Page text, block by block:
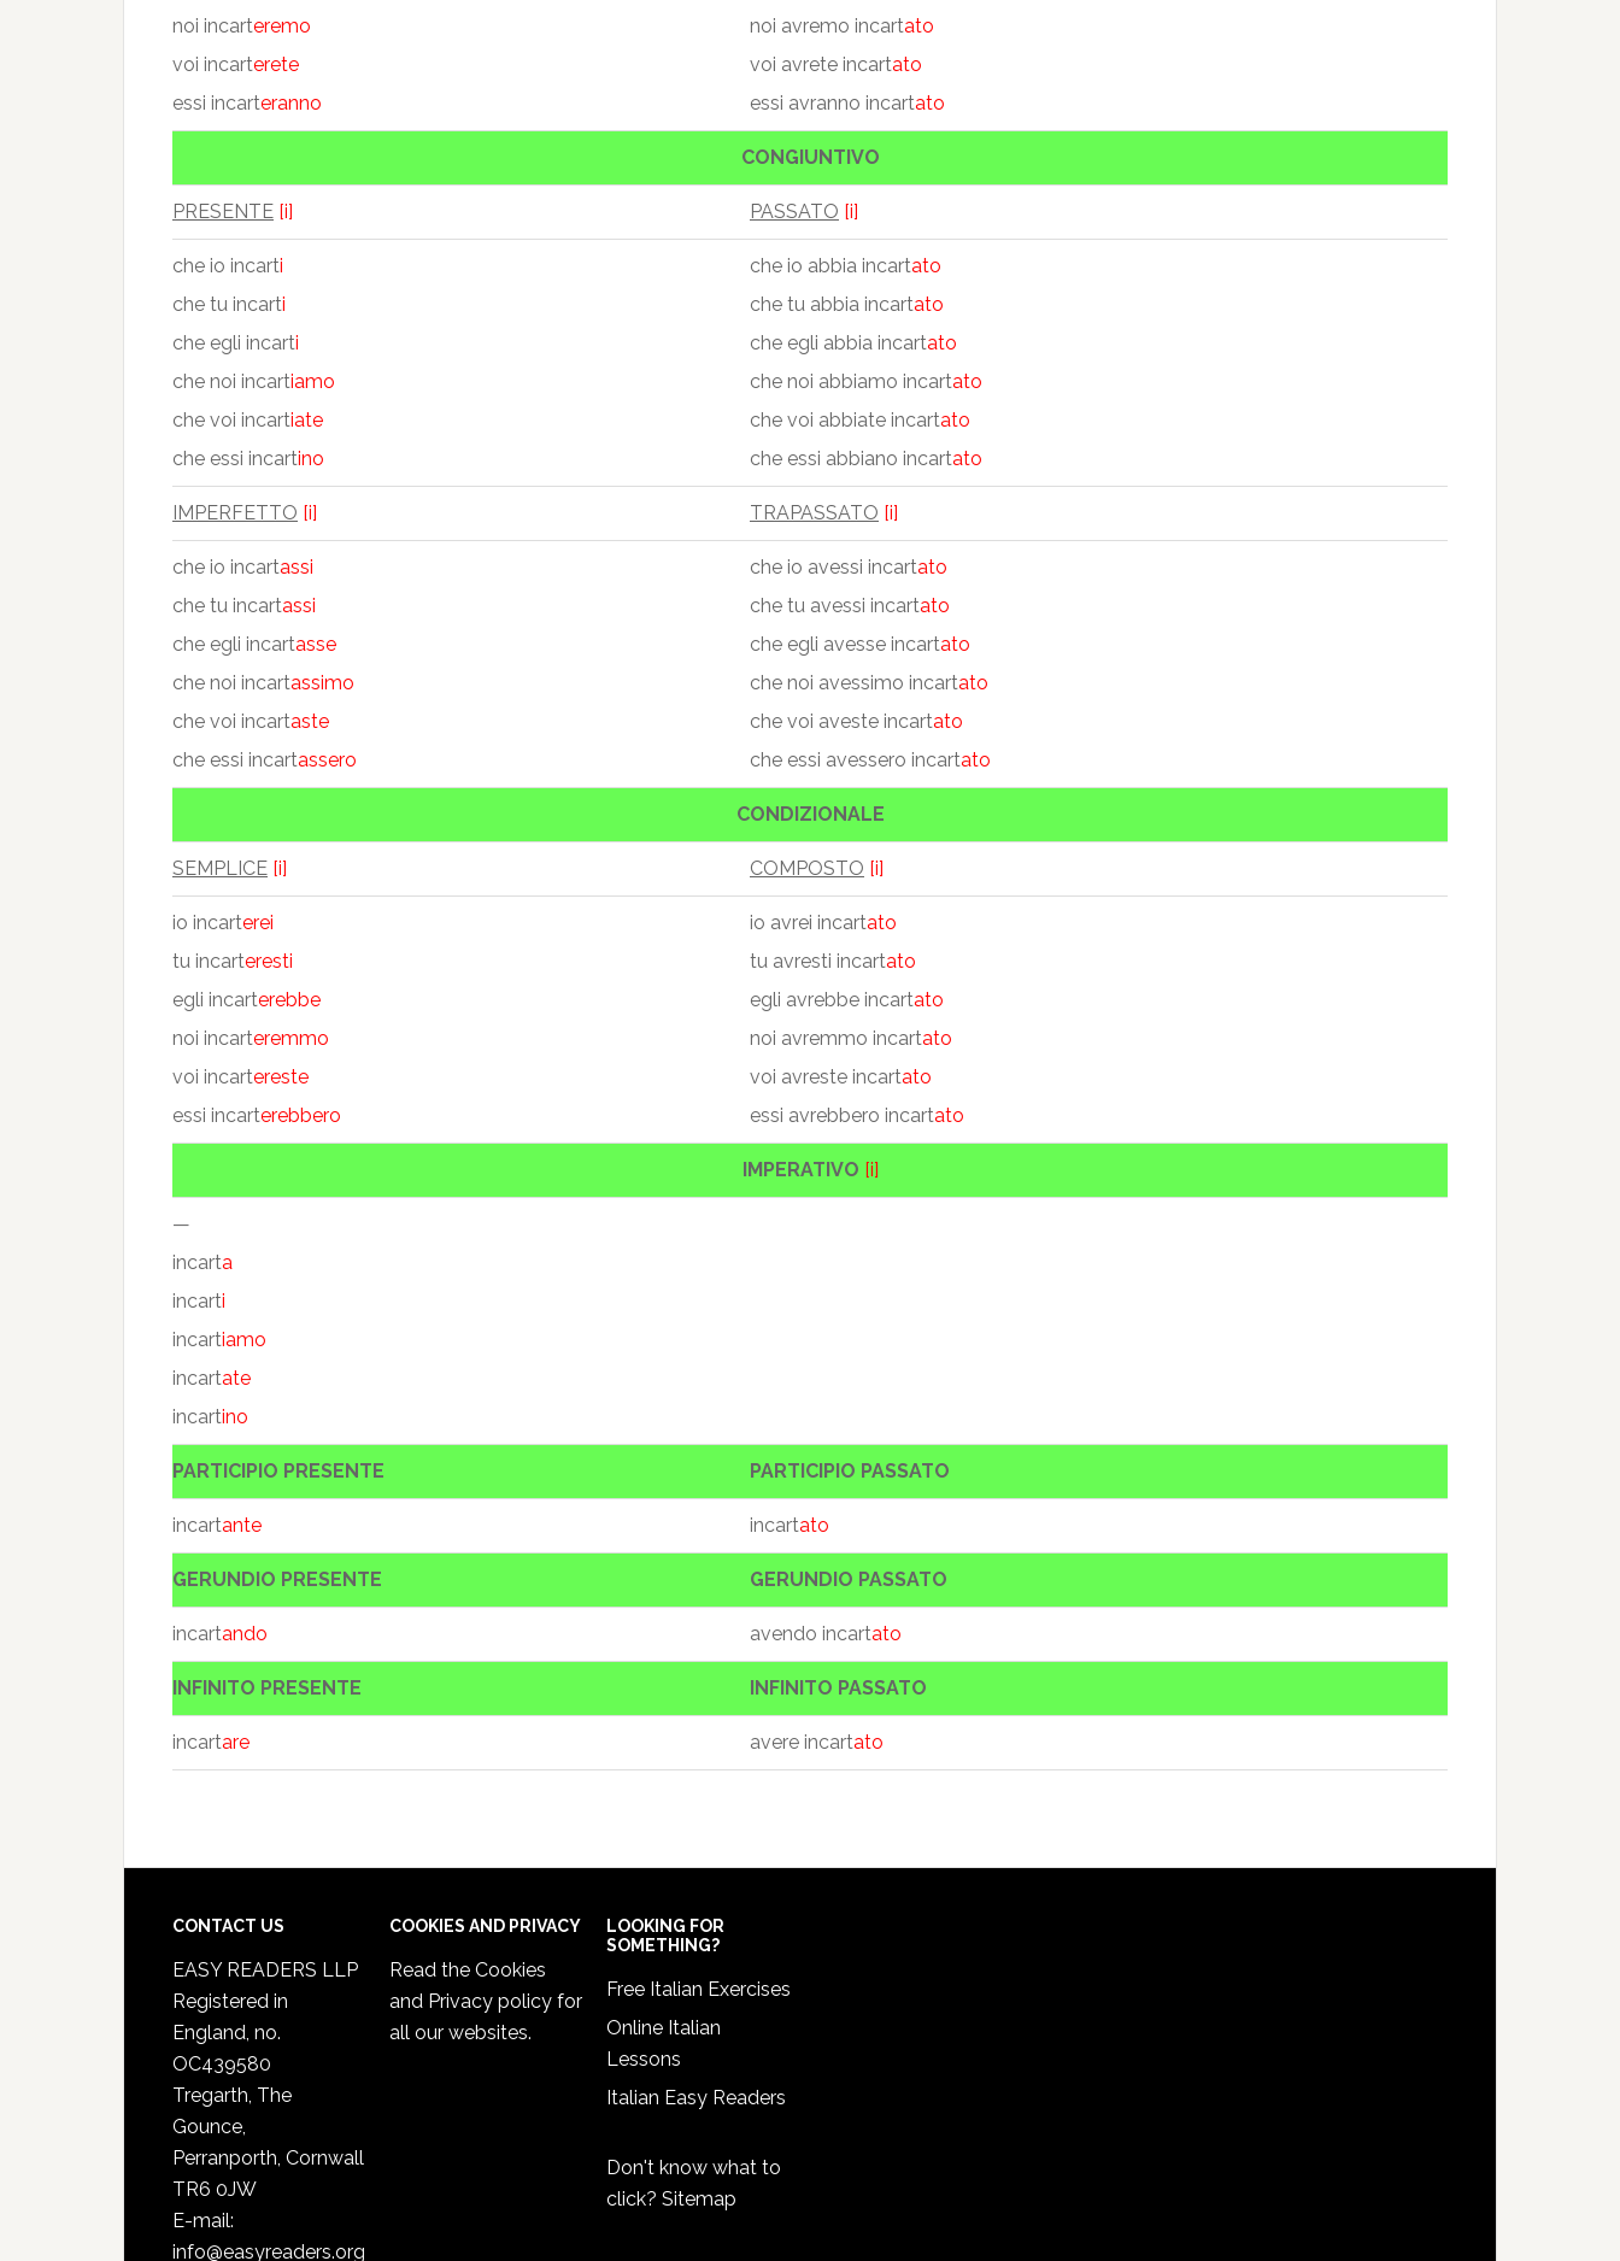
noi incarteremo
voi incarterete
essi incarteranno
noi avremo incartato
voi avrete incartato
essi avranno incartato
CONGIUNTIVO
PRESENTE [i] PASSATO [i]
che io incarti
che tu incarti
che egli incarti
che noi incartiamo
che voi incartiate
che essi incartino
che io abbia incartato
che tu abbia incartato
che egli abbia incartato
che noi abbiamo incartato
che voi abbiate incartato
che essi abbiano incartato
IMPERFETTO [i] TRAPASSATO [i]
che io incartassi
che tu incartassi
che egli incartasse
che noi incartassimo
che voi incartaste
che essi incartassero
che io avessi incartato
che tu avessi incartato
che egli avesse incartato
che noi avessimo incartato
che voi aveste incartato
che essi avessero incartato
CONDIZIONALE
SEMPLICE [i] COMPOSTO [i]
io incarterei
tu incarteresti
egli incarterebbe
noi incarteremmo
voi incartereste
essi incarterebbero
io avrei incartato
tu avresti incartato
egli avrebbe incartato
noi avremmo incartato
voi avreste incartato
essi avrebbero incartato
IMPERATIVO [i]
—
incarta
incarti
incartiamo
incartate
incartino
PARTICIPIO PRESENTE PARTICIPIO PASSATO
incartante incartato
GERUNDIO PRESENTE GERUNDIO PASSATO
incartando avendo incartato
INFINITO PRESENTE INFINITO PASSATO
incartare avere incartato
CONTACT US
EASY READERS LLP
Registered in
England, no.
OC439580
Tregarth, The
Gounce,
Perranporth, Cornwall
TR6 0JW
E-mail:
info@easyreaders.org
COOKIES AND PRIVACY
Read the Cookies
and Privacy policy for
all our websites.
LOOKING FOR
SOMETHING?
Free Italian Exercises
Online Italian
Lessons
Italian Easy Readers
Don't know what to
click? Sitemap